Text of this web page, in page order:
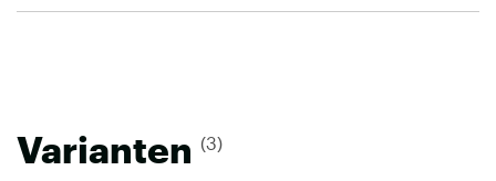
Varianten (3)